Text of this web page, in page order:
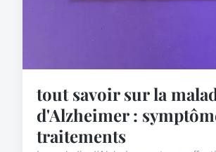
tout savoir sur la
d'Alzheimer :
traitements